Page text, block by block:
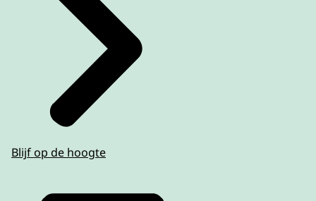
Blijf op de hoogte